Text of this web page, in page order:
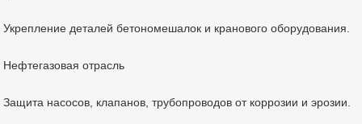
Укрепление деталей бетономешалок и кранового оборудования.
Нефтегазовая отрасль
Защита насосов, клапанов, трубопроводов от коррозии и эрозии.